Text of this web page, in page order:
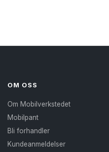
OM OSS
Om Mobilverkstedet
Mobilpant
Bli forhandler
Kundeanmeldelser